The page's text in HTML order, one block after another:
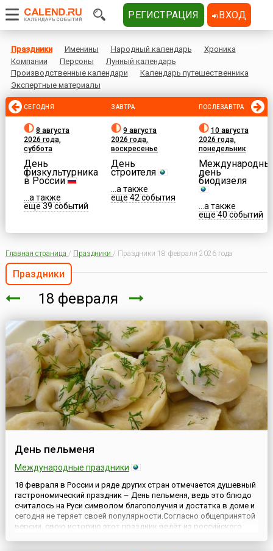
Праздники Именины Народный календарь
Хроника
Компании
Персоны
Лунный календарь
Производственные календари
Календарь путешественника
Экспертные материалы
СЕГОДНЯ
8 августа
2026 года,
суббота
День
физкультурника
в России
...а также
еще 39 событий
ЗАВТРА
9 августа
2026 года,
воскресенье
День
строителя
...а также
еще 42 события
ПОСЛЕЗАВТРА
10 августа
2026 года,
понедельник
день
биодизеля
...а также
еще 40 событий
Главная страница / Праздники / Праздники 18 февраля 2026 года
Праздники
18 февраля
День пельменя
Международные праздники
18 февраля в России и ряде других стран отмечается душевный
гастрономический праздник – День пельменя, ведь это блюдо
считалось на Руси символом благополучия и достатка в доме и
сегодня не теряет своей популярности.Согласно общепринятой
версии, свою историю этот праздник ведёт из российского
РЕГИСТРАЦИЯ ВХОД